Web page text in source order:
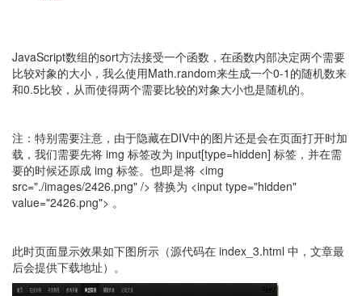
JavaScript数组的sort方法接受一个函数，在函数内部决定两个需要
比较对象的大小，我么使用Math.random来生成一个0-1的随机数来
和0.5比较，从而使得两个需要比较的对象大小也是随机的。
注：特别需要注意，由于隐藏在DIV中的图片还是会在页面打开时加
载，我们需要先将 img 标签改为 input[type=hidden] 标签，并在需
要的时候还原成 img 标签。也即是将 <img
src="./images/2426.png" /> 替换为 <input type="hidden"
value="2426.png"> 。
此时页面显示效果如下图所示（源代码在 index_3.html 中，文章最
后会提供下载地址）。